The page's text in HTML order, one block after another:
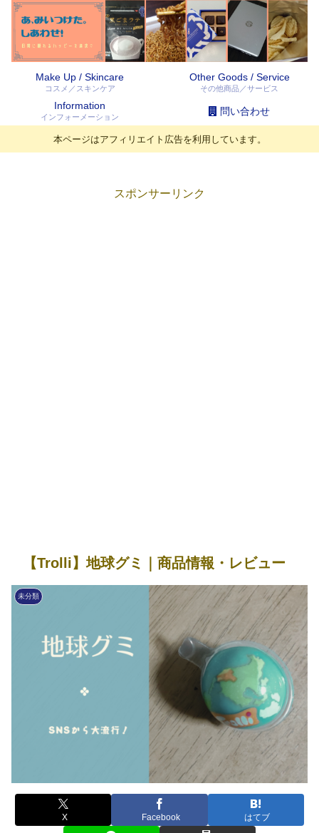
Make Up / Skincare
コスメ／スキンケア
Other Goods / Service
その他商品／サービス
Information
インフォーメーション 問い合わせ
本ページはアフィリエイト広告を利用しています。
スポンサーリンク
【Trolli】地球グミ｜商品情報・レビュー
未分類
X Facebook はてブ